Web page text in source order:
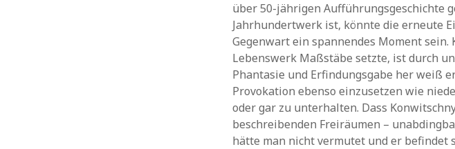
über 50-jährigen Aufführungsgeschichte
Jahrhundertwerk ist, könnte die erneute
Gegenwart ein spannendes Moment
Lebenswerk Maßstäbe setzte, ist durch
Phantasie und Erfindungsgabe her weiß
Provokation ebenso einzusetzen wie
oder gar zu unterhalten. Dass
beschreibenden Freiräumen –
hätte man nicht vermutet und er befindet